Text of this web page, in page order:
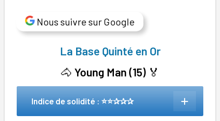
Nous suivre sur Google
La Base Quinté en Or
🐴 Young Man (15) 🏅
Indice de solidité : ⭐⭐✰✰✰